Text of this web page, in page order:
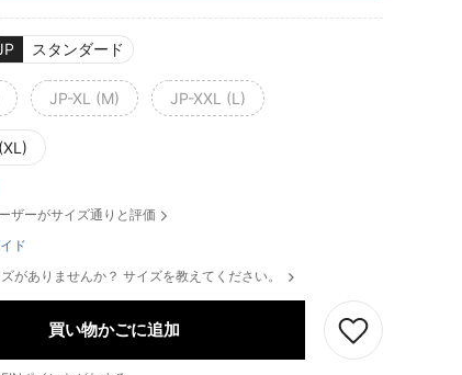
スタンダード
JP-XL (M) JP-XXL (L)
ザーがサイズ通りと評価
ド
がありませんか？ サイズを教えてください。
買い物かごに追加